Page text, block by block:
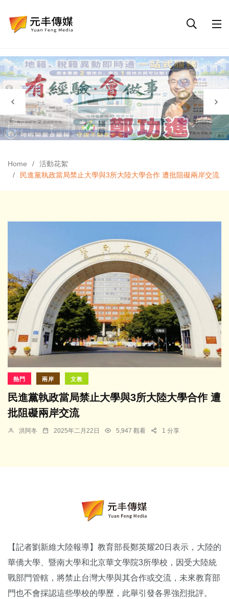
Home
活動花絮
民進黨執政當局禁止大學與3所大陸大學合作 遭批阻礙兩岸交流
熱門 兩岸 文教
民進黨執政當局禁止大學與3所大陸大學合作 遭
批阻礙兩岸交流
洪阿冬 2025年二月22日 5,947 觀看 1 分享
【記者劉新維大陸報導】教育部長鄭英耀20日表示，大陸的
華僑大學、暨南大學和北京華文學院3所學校，因受大陸統
戰部門管轄，將禁止台灣大學與其合作或交流，未來教育部
門也不會採認這些學校的學歷，此舉引發各界強烈批評。